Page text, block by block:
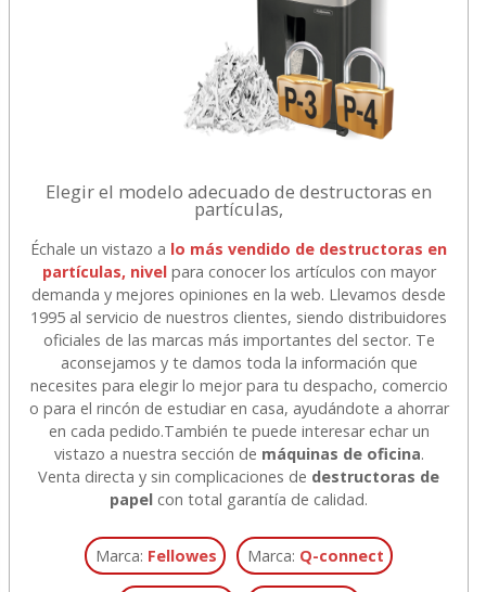
Elegir el modelo adecuado de destructoras en
partículas,
Échale un vistazo a lo más vendido de destructoras en
partículas, nivelpara conocer los artículos con mayor
demanda y mejores opiniones en la web. Llevamos desde
1995 al servicio de nuestros clientes, siendo distribuidores
oficiales de las marcas más importantes del sector. Te
aconsejamos y te damos toda la información que
necesites para elegir lo mejor para tu despacho, comercio
o para el rincón de estudiar en casa, ayudándote a ahorrar
en cada pedido.También te puede interesar echar un
vistazo a nuestra sección de máquinas de oficina.
Venta directa y sin complicaciones de destructoras de
papel con total garantía de calidad.
Marca: Fellowes Marca: Q-connect